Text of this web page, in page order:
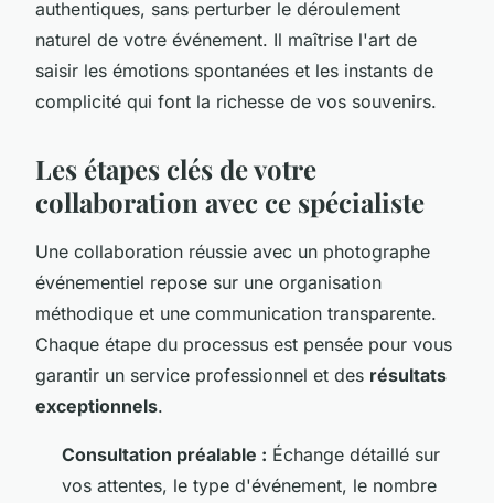
authentiques, sans perturber le déroulement
naturel de votre événement. Il maîtrise l'art de
saisir les émotions spontanées et les instants de
complicité qui font la richesse de vos souvenirs.
Les étapes clés de votre
collaboration avec ce spécialiste
Une collaboration réussie avec un photographe
événementiel repose sur une organisation
méthodique et une communication transparente.
Chaque étape du processus est pensée pour vous
garantir un service professionnel et des résultats
exceptionnels.
Consultation préalable : Échange détaillé sur
vos attentes, le type d'événement, le nombre